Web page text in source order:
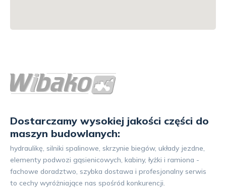
Dostarczamy wysokiej jakości części do
maszyn budowlanych:
hydraulikę, silniki spalinowe, skrzynie biegów, układy jezdne,
elementy podwozi gąsienicowych, kabiny, łyżki i ramiona -
fachowe doradztwo, szybka dostawa i profesjonalny serwis
to cechy wyróżniające nas spośród konkurencji.